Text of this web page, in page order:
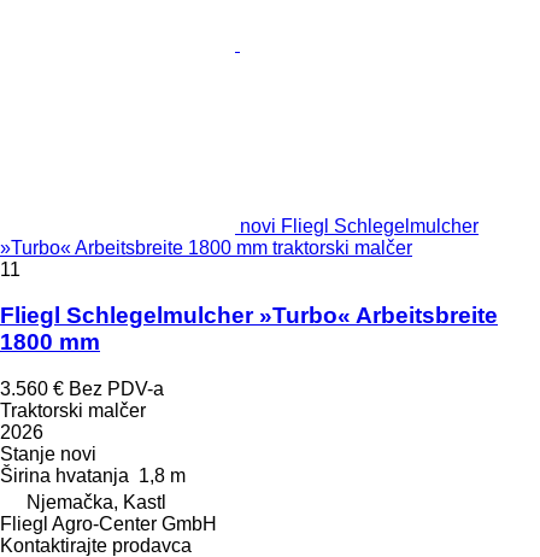
novi Fliegl Schlegelmulcher
»Turbo« Arbeitsbreite 1800 mm traktorski malčer
11
Fliegl Schlegelmulcher »Turbo« Arbeitsbreite
1800 mm
3.560 € Bez PDV-a
Traktorski malčer
2026
Stanje novi
Širina hvatanja 1,8 m
Njemačka, Kastl
Fliegl Agro-Center GmbH
Kontaktirajte prodavca